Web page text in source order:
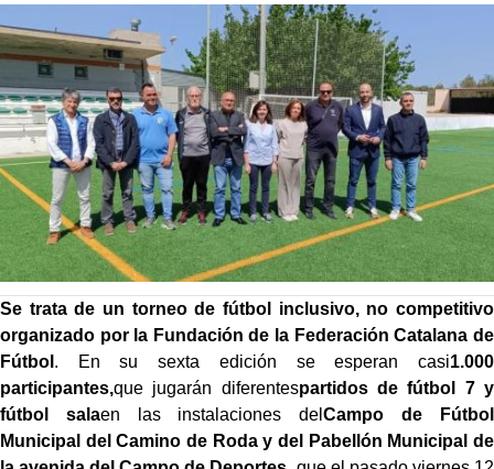
Se trata de un torneo de fútbol inclusivo, no competitivo
organizado por la Fundación de la Federación Catalana de
Fútbol . En su sexta edición se esperan casi1.000
participantes,que jugarán diferentespartidos de fútbol 7 y
fútbol salaen las instalaciones delCampo de Fútbol
Municipal del Camino de Roda y del Pabellón Municipal de